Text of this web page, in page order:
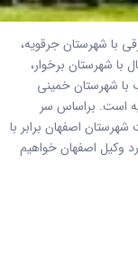
با شهرستان جرقویه،
با شهرستان برخوار،
با شهرستان خمینی
است. براساس سر
مسکن در سال ۱۳۹۵، جمعیت شهرستان اصفهان برابر با
مورد وکیل اصفهان خواهیم